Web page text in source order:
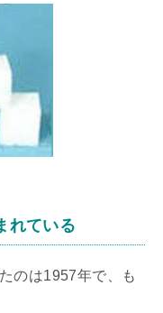
れている
のは1957年で、も